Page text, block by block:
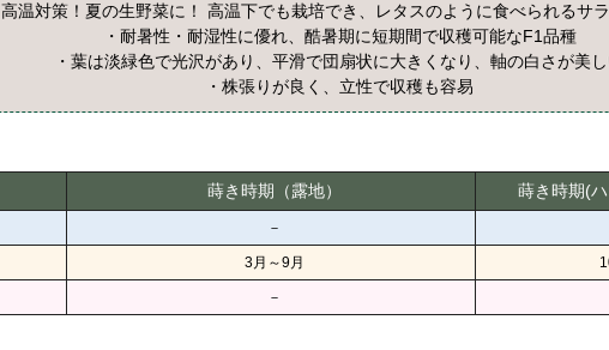
高温対策！夏の生野菜に！ 高温下でも栽培でき、レタスのように食べられるサラ
・耐暑性・耐湿性に優れ、酷暑期に短期間で収穫可能なF1品種
・葉は淡緑色で光沢があり、平滑で団扇状に大きくなり、軸の白さが美
・株張りが良く、立性で収穫も容易
蒔き時期（露地） 蒔き時期(ハ
－
3月～9月
－